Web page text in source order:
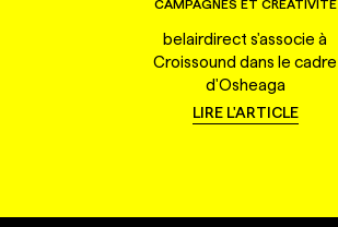
CAMPAGNES ET CRÉATIVITÉ
belairdirect s'associe à
Croissound dans le cadre
d'Osheaga
LIRE L'ARTICLE